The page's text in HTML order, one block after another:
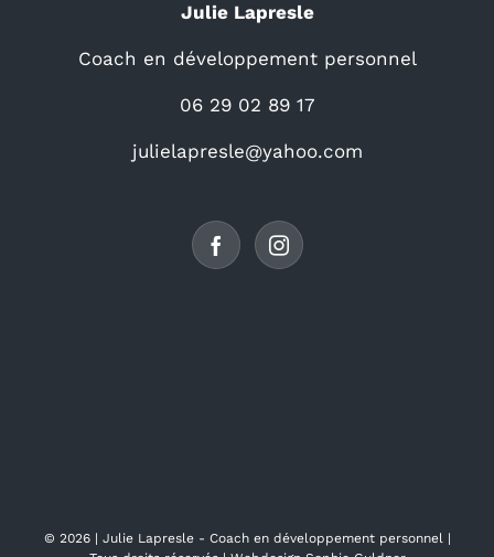
Julie Lapresle
Coach en développement personnel
06 29 02 89 17
julielapresle@yahoo.com
© 2026 | Julie Lapresle - Coach en développement personnel|